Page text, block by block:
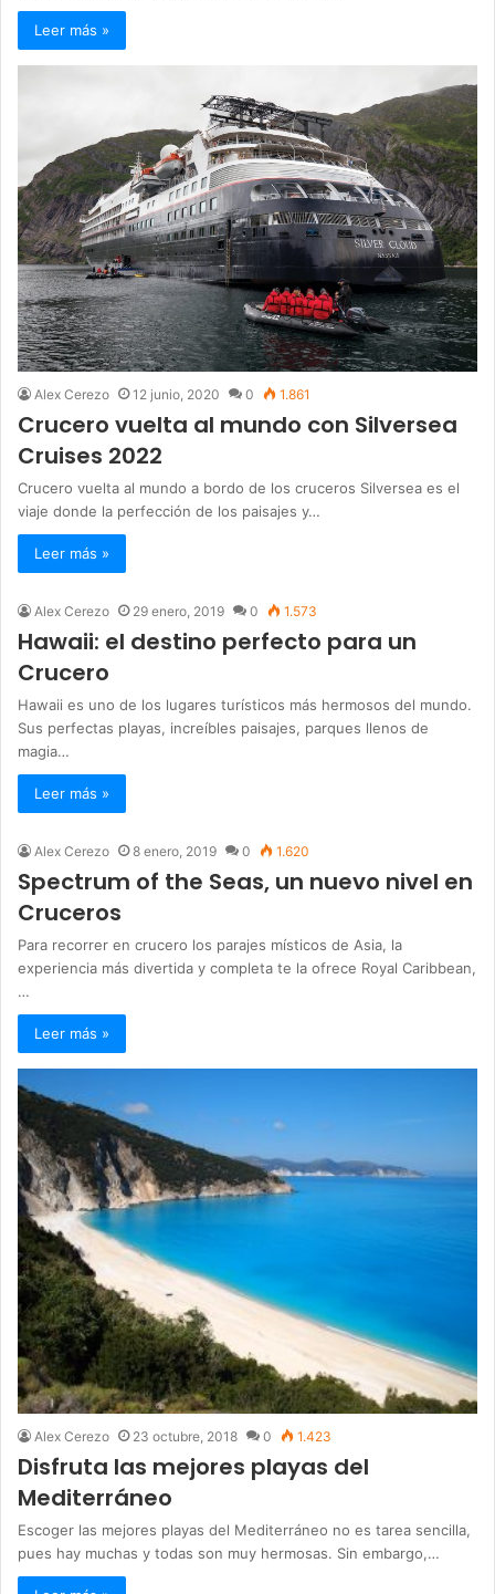
Leer más »
Alex Cerezo 12 junio, 2020 0 1.861
Crucero vuelta al mundo con Silversea
Cruises 2022
Crucero vuelta al mundo a bordo de los cruceros Silversea es el
viaje donde la perfección de los paisajes y…
Leer más »
Alex Cerezo 29 enero, 2019 0 1.573
Hawaii: el destino perfecto para un
Crucero
Hawaii es uno de los lugares turísticos más hermosos del mundo.
Sus perfectas playas, increíbles paisajes, parques llenos de
magia…
Leer más »
Alex Cerezo 8 enero, 2019 0 1.620
Spectrum of the Seas, un nuevo nivel en
Cruceros
Para recorrer en crucero los parajes místicos de Asia, la
experiencia más divertida y completa te la ofrece Royal Caribbean,
…
Leer más »
Alex Cerezo 23 octubre, 2018 0 1.423
Disfruta las mejores playas del
Mediterráneo
Escoger las mejores playas del Mediterráneo no es tarea sencilla,
pues hay muchas y todas son muy hermosas. Sin embargo,…